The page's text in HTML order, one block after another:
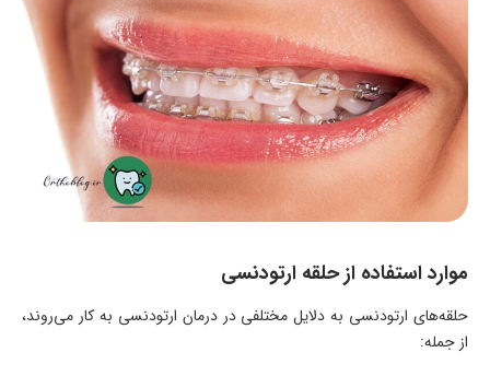
موارد استفاده از حلقه ارتودنسی
حلقه‌های ارتودنسی به دلایل مختلفی در درمان ارتودنسی به کار می‌روند،
از جمله: